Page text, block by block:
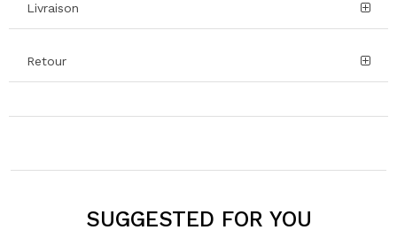
Livraison
Retour
SUGGESTED FOR YOU